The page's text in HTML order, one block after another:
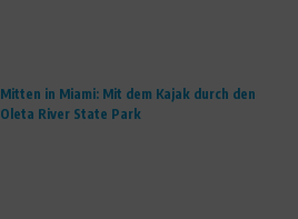
Mitten in Miami: Mit dem Kajak durch den
Oleta River State Park